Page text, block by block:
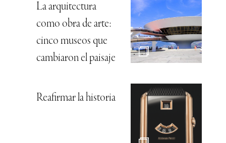
La arquitectura
como obra de arte:
cinco museos que
cambiaron el paisaje
Reafirmar la historia